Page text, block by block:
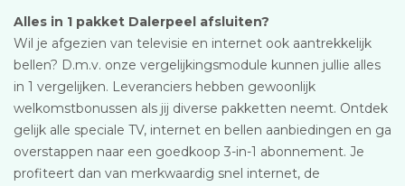
Alles in 1 pakket Dalerpeel afsluiten?
Wil je afgezien van televisie en internet ook aantrekkelijk
bellen? D.m.v. onze vergelijkingsmodule kunnen jullie alles
in 1 vergelijken. Leveranciers hebben gewoonlijk
welkomstbonussen als jij diverse pakketten neemt. Ontdek
gelijk alle speciale TV, internet en bellen aanbiedingen en ga
overstappen naar een goedkoop 3-in-1 abonnement. Je
profiteert dan van merkwaardig snel internet, de